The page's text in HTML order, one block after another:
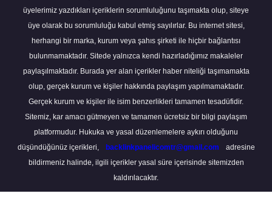
üyelerimiz yazdıkları içeriklerin sorumluluğunu taşımakta olup, siteye
üye olarak bu sorumluluğu kabul etmiş sayılırlar. Bu internet sitesi,
herhangi bir marka, kurum veya şahıs şirketi ile hiçbir bağlantısı
bulunmamaktadır. Sitede yalnızca kendi hazırladığımız makaleler
paylaşılmaktadır. Burada yer alan içerikler haber niteliği taşımamakta
olup, gerçek kurum ve kişiler hakkında paylaşım yapılmamaktadır.
Gerçek kurum ve kişiler ile isim benzerlikleri tamamen tesadüfidir.
Sitemiz, kar amacı gütmeyen ve tamamen ücretsiz bir bilgi paylaşım
platformudur. Hukuka ve yasal düzenlemelere aykırı olduğunu
düşündüğünüz içerikleri,
backlinkpanelicomtr@gmail.com
adresine
bildirmeniz halinde, ilgili içerikler yasal süre içerisinde sitemizden
kaldırılacaktır.